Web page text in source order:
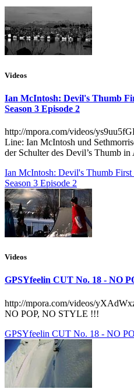
Videos
Ian McIntosh: Devil's Thumb
Season 3 Episode 2
http://mpora.com/videos/
Line: Ian McIntosh und
der Schulter des Devil’s Thumb in
Ian McIntosh: Devil's Thumb
Season 3 Episode 2
Videos
GPSYfeelin CUT No. 18 - NO
http://mpora.com/videos/
NO POP, NO STYLE !!!
GPSYfeelin CUT No. 18 - NO